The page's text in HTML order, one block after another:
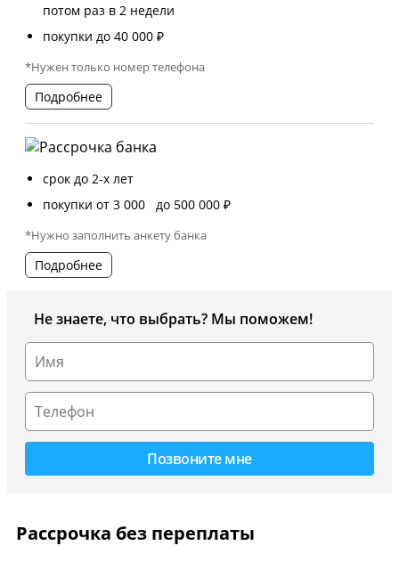
потом раз в 2 недели
покупки до 40 000 ₽
*Нужен только номер телефона
Подробнее
срок до 2-х лет
покупки от 3 000 до 500 000 ₽
*Нужно заполнить анкету банка
Подробнее
Не знаете, что выбрать? Мы поможем!
Рассрочка без переплаты